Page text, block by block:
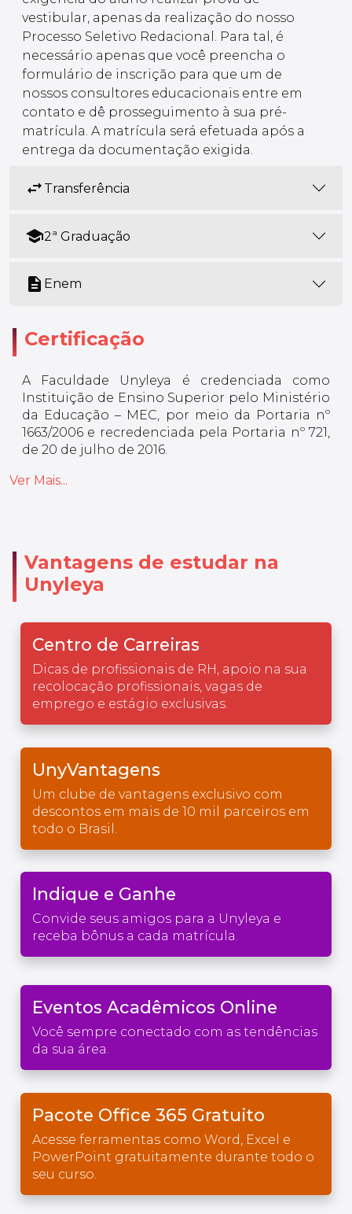
vestibular, apenas da realização do nosso
Processo Seletivo Redacional. Para tal, é
necessário apenas que você preencha o
formulário de inscrição para que um de
nossos consultores educacionais entre em
contato e dê prosseguimento à sua pré-
matrícula. A matrícula será efetuada após a
entrega da documentação exigida.
swap_horiz Transferência
school2ª Graduação
description Enem
Certificação
A Faculdade Unyleya é credenciada como
Instituição de Ensino Superior pelo Ministério
da Educação – MEC, por meio da Portaria nº
1663/2006 e recredenciada pela Portaria nº 721,
de 20 de julho de 2016.
Ver Mais...
Vantagens de estudar na
Unyleya
Centro de Carreiras
Dicas de profissionais de RH, apoio na sua
recolocação profissionais, vagas de
emprego e estágio exclusivas.
UnyVantagens
Um clube de vantagens exclusivo com
descontos em mais de 10 mil parceiros em
todo o Brasil.
Indique e Ganhe
Convide seus amigos para a Unyleya e
receba bônus a cada matrícula.
Eventos Acadêmicos Online
Você sempre conectado com as tendências
da sua área.
Pacote Office 365 Gratuito
Acesse ferramentas como Word, Excel e
PowerPoint gratuitamente durante todo o
seu curso.